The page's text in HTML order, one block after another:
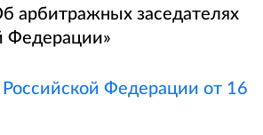
арбитражных заседателях
Федерации»
Федерации от 16